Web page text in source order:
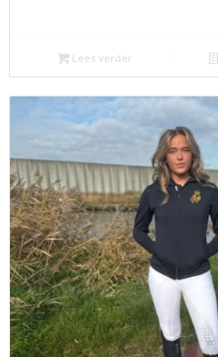
Lees verder